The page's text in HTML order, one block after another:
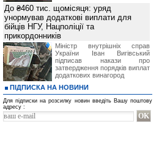
До ₴460 тис. щомісяця: уряд
унормував додаткові виплати для
бійців НГУ, Нацполіції та
прикордонників
Міністр внутрішніх справ
України Іван Вигівський
підписав накази про
затвердження порядків виплат
додаткових винагород
ПІДПИСКА НА НОВИНИ
Для підписки на розсилку новин введіть Вашу поштову
адресу :